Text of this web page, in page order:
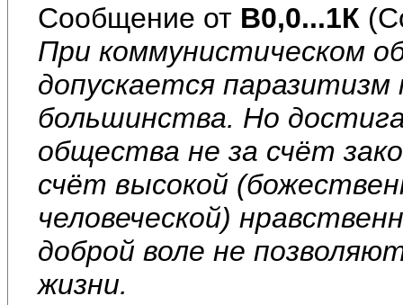
Сообщение от В0,0...1К
При коммунистическом
допускается
большинства. Но
общества не за счёт
счёт высокой
человеческой)
доброй воле не
жизни.